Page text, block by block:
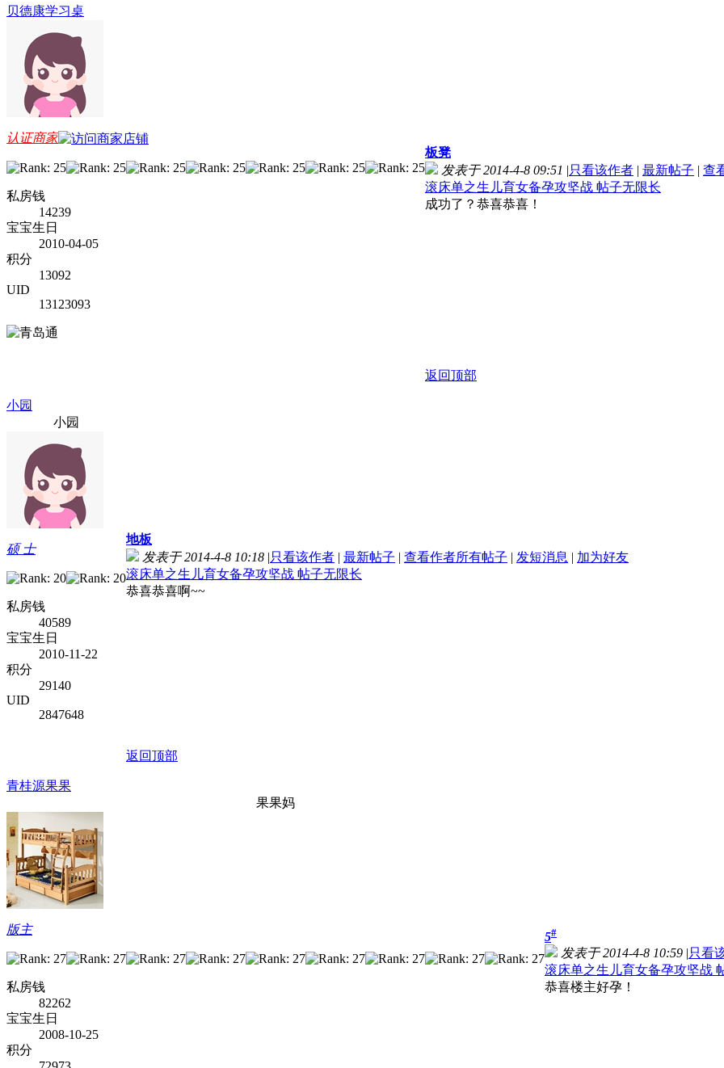
贝德康学习桌
认证商家
私房钱
14239
宝宝生日
2010-04-05
积分
13092
UID
13123093
板凳
发表于 2014-4-8 09:51 |只看该作者 | 最新帖子 | 查
滚床单之生儿育女备孕攻坚战 帖子无限长
成功了？恭喜恭喜！
返回顶部
小园
小园
硕 士
私房钱
40589
宝宝生日
2010-11-22
积分
29140
UID
2847648
地板
发表于 2014-4-8 10:18 |只看该作者 | 最新帖子 | 查看作者所有帖子 | 发短消息 | 加为好友
滚床单之生儿育女备孕攻坚战 帖子无限长
恭喜恭喜啊~~
返回顶部
青桂源果果
果果妈
版主
私房钱
82262
宝宝生日
2008-10-25
积分
5#
发表于 2014-4-8 10:59 |只看
滚床单之生儿育女备孕攻坚战
恭喜楼主好孕！